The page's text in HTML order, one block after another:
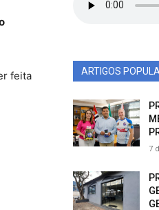
feita
ARTIGOS
7